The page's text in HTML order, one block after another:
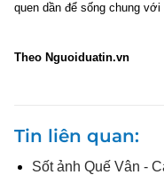
quen dần để sống chung với
Theo Nguoiduatin.vn
Tin liên quan
Sốt ảnh Quế Vân -